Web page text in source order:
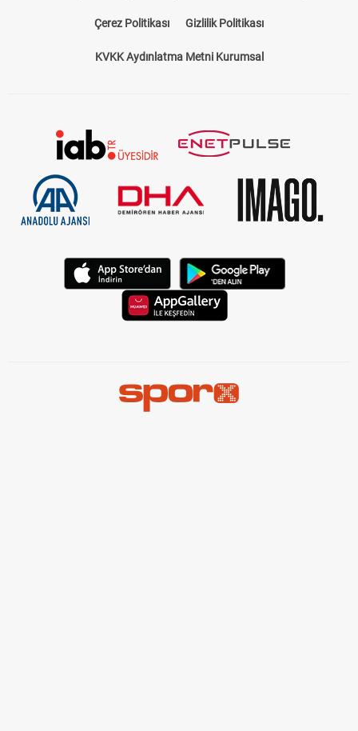
Çerez Politikası Gizlilik Politikası
KVKK Aydınlatma Metni Kurumsal